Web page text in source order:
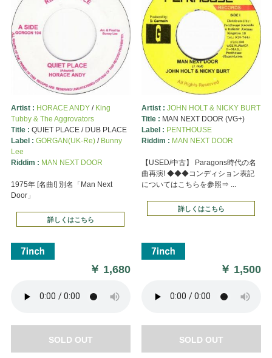
Artist : HORACE ANDY/ King
Tubby & The Aggrovators
Title : QUIET PLACE / DUB PLACE
Label : GORGAN(UK-Re)/ Bunny
Lee
Riddim : MAN NEXT DOOR
1975年 [名曲!] 別名「Man Next
Door」
詳しくはこちら
￥ 1,680
SOLD OUT
Artist : JOHN HOLT & NICKY BURT
Title : MAN NEXT DOOR (VG+)
Label : PENTHOUSE
Riddim : MAN NEXT DOOR
【USED/中古】 Paragons時代の名
曲再演! ◆◆◆コンディション表記
についてはこちらを参照⇒ ...
詳しくはこちら
￥ 1,500
SOLD OUT